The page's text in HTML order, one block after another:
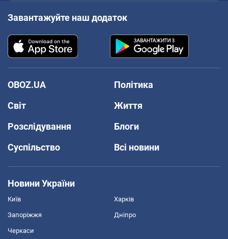
Завантажуйте наш додаток
OBOZ.UA
Політика
Світ
Життя
Розслідування
Блоги
Суспільство
Всі новини
Новини України
Київ Харків
Запоріжжя Дніпро
Черкаси